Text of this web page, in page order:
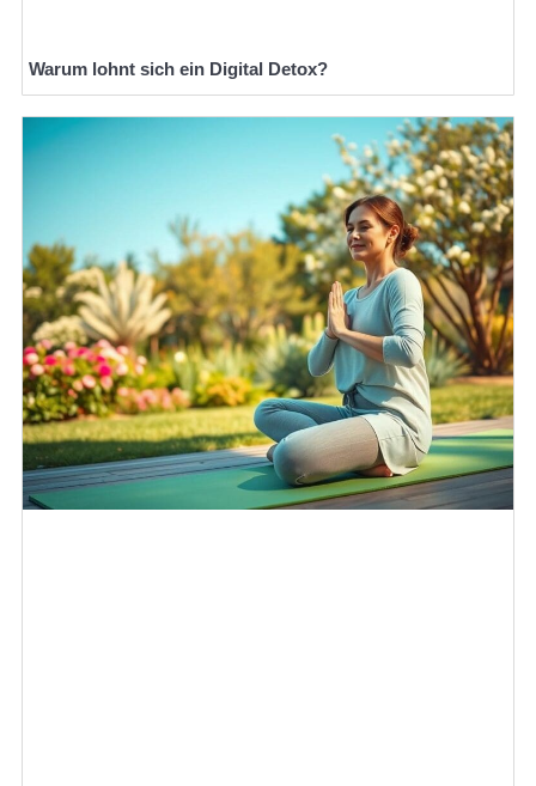
Warum lohnt sich ein Digital Detox?